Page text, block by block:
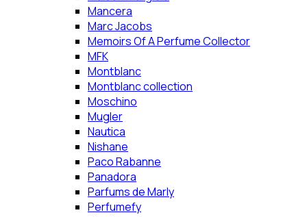
Mancera
Marc Jacobs
Memoirs Of A Perfume Collector
MFK
Montblanc
Montblanc collection
Moschino
Mugler
Nautica
Nishane
Paco Rabanne
Panadora
Parfums de Marly
Perfumefy